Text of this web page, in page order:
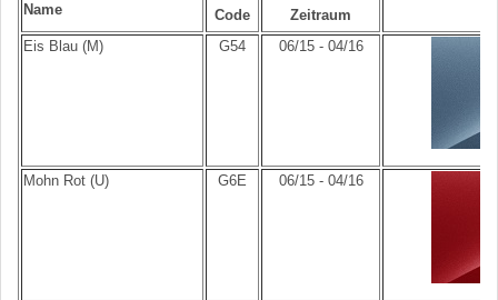
Name Code
Zeitraum
Eis Blau (M)
G54 06/15 - 04/16
Mohn Rot (U) G6E 06/15 - 04/16